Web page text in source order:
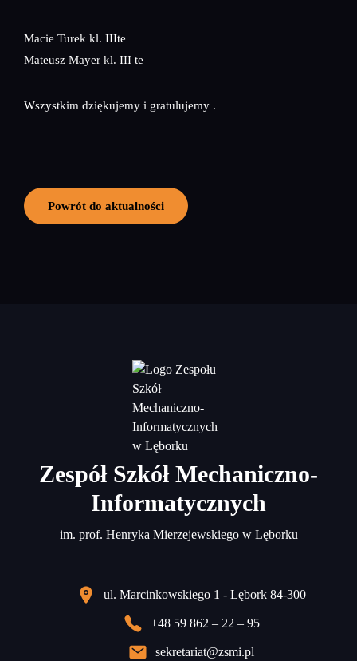
Macie Turek kl. IIIte
Mateusz Mayer kl. III te
Wszystkim dziękujemy i gratulujemy .
Powrót do aktualności
Zespół Szkół Mechaniczno-
Informatycznych
im. prof. Henryka Mierzejewskiego w Lęborku
ul. Marcinkowskiego 1 - Lębork 84-300
+48 59 862 – 22 – 95
sekretariat@zsmi.pl